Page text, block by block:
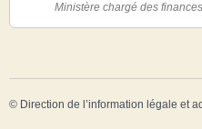
Ministère chargé des finances
© Direction de l’information légale et